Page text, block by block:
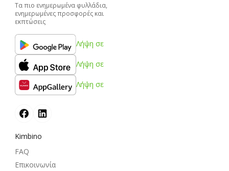
Τα πιο ενημερωμένα φυλλάδια,
ενημερωμένες προσφορές και
εκπτώσεις
Λήψη σε
Λήψη σε
Λήψη σε
Kimbino
FAQ
Επικοινωνία